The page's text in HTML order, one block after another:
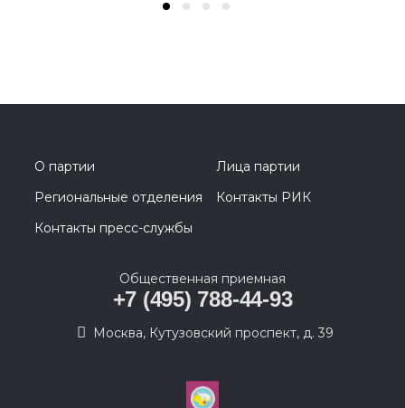
О партии
Лица партии
Региональные отделения
Контакты РИК
Контакты пресс-службы
Общественная приемная
+7 (495) 788-44-93
Москва, Кутузовский проспект, д. 39